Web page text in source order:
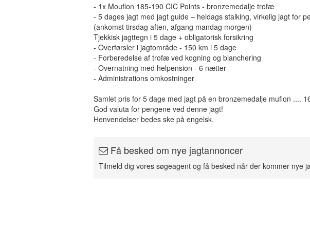
- 1x Mouflon 185-190 CIC Points - bronzemedalje trofæ
- 5 dages jagt med jagt guide – heldags stalking, virkelig jagt for
(ankomst tirsdag aften, afgang mandag morgen)
Tjekkisk jagttegn i 5 dage + obligatorisk forsikring
- Overførsler i jagtområde - 150 km i 5 dage
- Forberedelse af trofæ ved kogning og blanchering
- Overnatning med helpension - 6 nætter
- Administrations omkostninger
Samlet pris for 5 dage med jagt på en bronzemedalje muflon ....
God valuta for pengene ved denne jagt!
Henvendelser bedes ske på engelsk.
Få besked om nye jagtannoncer
Tilmeld dig vores søgeagent og få besked når der kommer nye